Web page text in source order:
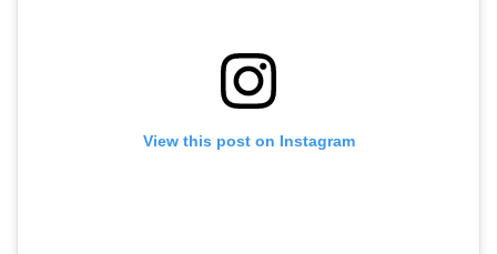
View this post on Instagram